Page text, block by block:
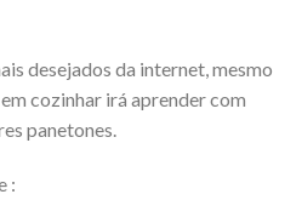
desejados da internet, mesmo
cozinhar irá aprender com
panetones.
: